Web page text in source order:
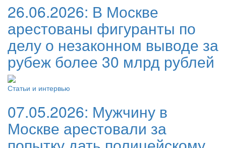
26.06.2026: В Москве
арестованы фигуранты по
делу о незаконном выводе за
рубеж более 30 млрд рублей
Статьи и интервью
07.05.2026: Мужчину в
Москве арестовали за